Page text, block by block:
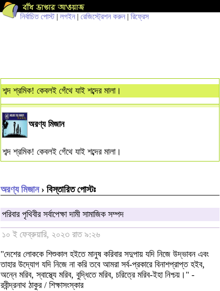
নির্বাচিত পোস্ট| লগইন | রেজিস্ট্রেশন করুন | রিফ্রেস
শব্দ শ্রমিক! কেবলই গেঁথে যাই শব্দের মালা।
অরণ্য মিজান
শব্দ শ্রমিক! কেবলই গেঁথে যাই শব্দের মালা।
অরণ্য মিজান› বিস্তারিত পোস্টঃ
পরিবার পৃথিবীর সর্বাপেক্ষা দামী সামাজিক সম্পদ
১০ ই ফেব্রুয়ারি, ২০২৩ রাত ৯:২৬
"দেশের লোককে শিশুকাল হইতে মানুষ করিবার সদুপায় যদি নিজে উদ্ভাবন এবং
তাহার উদ্যোগ যদি নিজে না করি তবে আমরা সর্ব-প্রকারে বিনাশপ্রাপ্ত হইব,
অন্নে মরিব, স্বাস্থ্যে মরিব, বুদ্ধিতে মরিব, চরিত্রে মরিব-ইহা নিশ্চয়।" -
রবীন্দ্রনাথ ঠাকুর / শিক্ষাসংস্কার